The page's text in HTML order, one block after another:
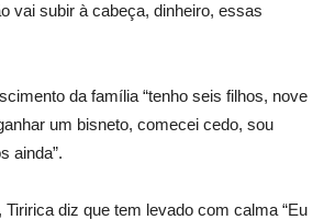
vai subir à cabeça, dinheiro, essas
da família “tenho seis filhos, nove
um bisneto, comecei cedo, sou
ainda”.
Tiririca diz que tem levado com calma “Eu